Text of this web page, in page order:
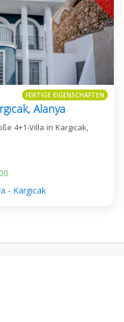
FERTIGE EIGENSCHAFTEN
Alanya
4+1-Villa in Kargıcak,
- Kargıcak